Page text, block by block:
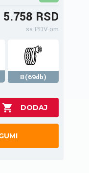
5.758 RSD
sa PDV-om
B(69db)